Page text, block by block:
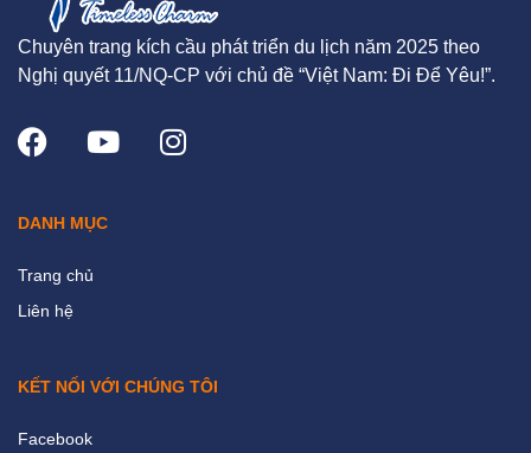
Chuyên trang kích cầu phát triển du lịch năm 2025 theo
Nghị quyết 11/NQ-CP với chủ đề “Việt Nam: Đi Để Yêu!”.
DANH MỤC
Trang chủ
Liên hệ
KẾT NỐI VỚI CHÚNG TÔI
Facebook